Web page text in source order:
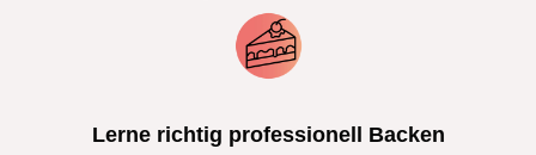
Lerne richtig professionell Backen